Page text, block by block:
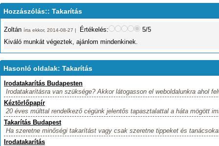
Hozzászólás:: Takarítás
Zoltán írta ekkor, 2014-08-27 | Értékelés:
5/5
Kiváló munkát végeztek, ajánlom mindenkinek.
Hasonló oldalak: Takarítás
Irodatakarítás Budapesten
Irodatakarításra van szüksége? Akkor látogasson el weboldalunkra ahol
Kéztörlőpapír
20 éves múlttal rendelkező cégünk jelentős tapasztalattal a háta mögött
Takarítás Budapest
Ha szeretne minőségi takarítást vagy csak szeretne tippeket és
Irodatakarítás